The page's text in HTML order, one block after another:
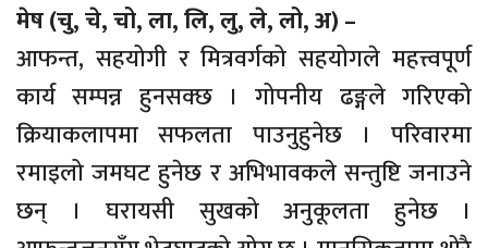
मेष (चु, चे, चो, ला, लि, लु, ले, लो, अ) –
आफन्त, सहयोगी र मित्रवर्गको सहयोगले महत्त्वपूर्ण
कार्य सम्पन्न हुनसक्छ । गोपनीय ढङ्गले गरिएको
क्रियाकलापमा सफलता पाउनुहुनेछ । परिवारमा
रमाइलो जमघट हुनेछ र अभिभावकले सन्तुष्टि जनाउने
छन् । घरायसी सुखको अनुकूलता हुनेछ ।